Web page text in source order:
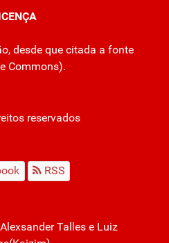
desde que citada a fonte
Commons).
reservados
RSS
Alexsander Talles e Luiz